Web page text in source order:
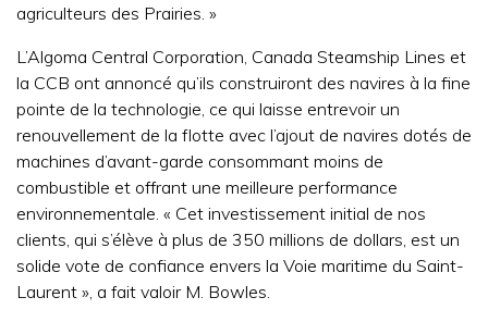
agriculteurs des Prairies. »
L’Algoma Central Corporation, Canada Steamship Lines et
la CCB ont annoncé qu’ils construiront des navires à la fine
pointe de la technologie, ce qui laisse entrevoir un
renouvellement de la flotte avec l’ajout de navires dotés de
machines d’avant-garde consommant moins de
combustible et offrant une meilleure performance
environnementale. « Cet investissement initial de nos
clients, qui s’élève à plus de 350 millions de dollars, est un
solide vote de confiance envers la Voie maritime du Saint-
Laurent », a fait valoir M. Bowles.